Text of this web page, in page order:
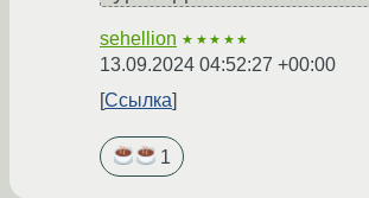
sehellion ★★★★★
13.09.2024 04:52:27 +00:00
Ссылка
1